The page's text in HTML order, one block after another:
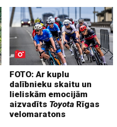
FOTO: Ar kuplu
dalībnieku skaitu un
lieliskām emocijām
aizvadīts Toyota Rīgas
velomaratons